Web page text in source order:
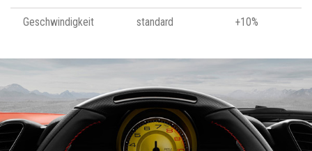
Geschwindigkeit standard +10%